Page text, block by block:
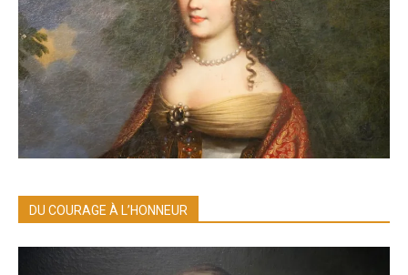
DU COURAGE À L’HONNEUR